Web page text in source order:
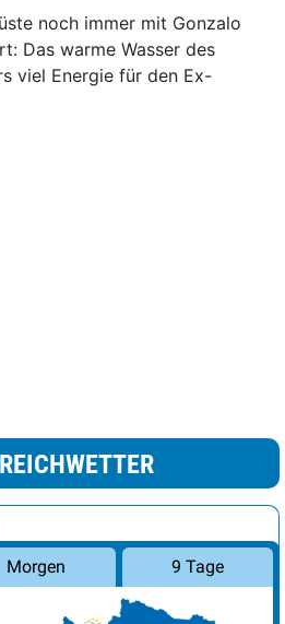
noch immer mit Gonzalo
Das warme Wasser des
viel Energie für den Ex-
Morgen 9 Tage